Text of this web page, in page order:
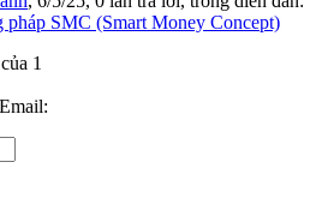
pháp SMC (Smart Money Concept)
1